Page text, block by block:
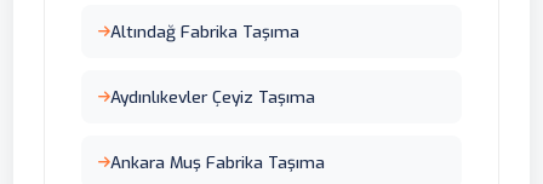
Altındağ Fabrika Taşıma
Aydınlıkevler Çeyiz Taşıma
Ankara Muş Fabrika Taşıma